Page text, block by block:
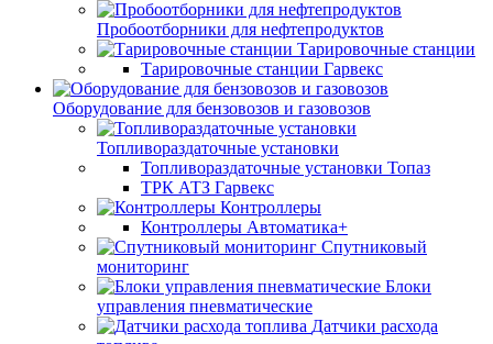
Пробоотборники для нефтепродуктов
Тарировочные станции
Тарировочные станции Гарвекс
Оборудование для бензовозов и газовозов
Топливораздаточные установки
Топливораздаточные установки Топаз
ТРК АТЗ Гарвекс
Контроллеры
Контроллеры Автоматика+
Спутниковый
мониторинг
Блоки
управления пневматические
Датчики расхода